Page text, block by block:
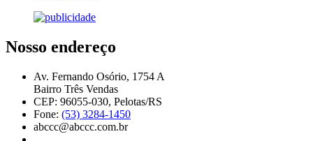
Nosso endereço
Av. Fernando Osório, 1754 A
Bairro Três Vendas
CEP: 96055-030, Pelotas/RS
Fone: (53) 3284-1450
abccc@abccc.com.br